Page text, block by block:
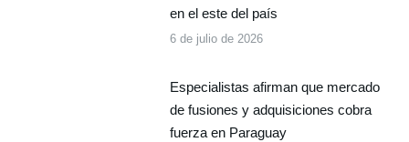
en el este del país
6 de julio de 2026
Especialistas afirman que mercado
de fusiones y adquisiciones cobra
fuerza en Paraguay